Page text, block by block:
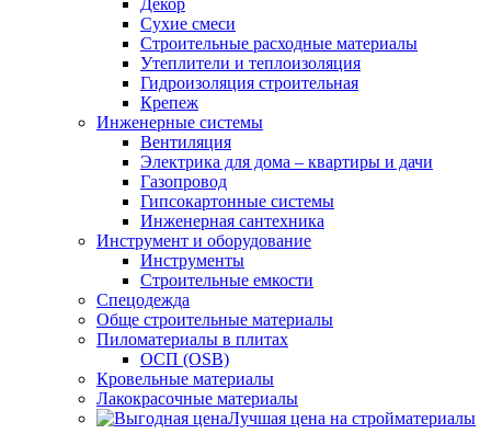
Декор
Сухие смеси
Строительные расходные материалы
Утеплители и теплоизоляция
Гидроизоляция строительная
Крепеж
Инженерные системы
Вентиляция
Электрика для дома – квартиры и дачи
Газопровод
Гипсокартонные системы
Инженерная сантехника
Инструмент и оборудование
Инструменты
Строительные емкости
Спецодежда
Обще строительные материалы
Пиломатериалы в плитах
ОСП (OSB)
Кровельные материалы
Лакокрасочные материалы
Лучшая цена на стройматериалы